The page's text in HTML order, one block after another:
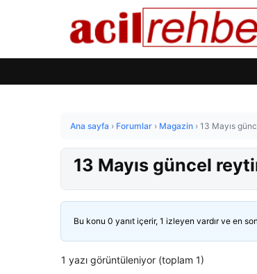
Ana sayfa › Forumlar › Magazin › 13 Mayıs
13 Mayıs güncel
Bu konu 0 yanıt içerir, 1 izleyen vardır ve en son
1 yazı görüntüleniyor (toplam 1)